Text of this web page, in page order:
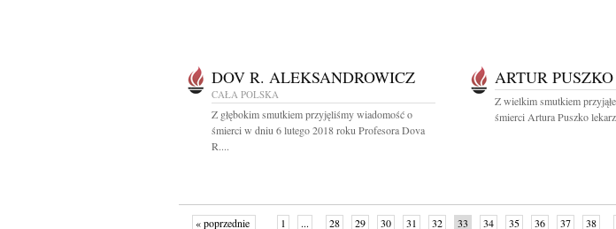
DOV R. ALEKSANDROWICZ
CAŁA POLSKA
Z głębokim smutkiem przyjęliśmy wiadomość o
śmierci w dniu 6 lutego 2018 roku Profesora Dova
R....
ARTUR PUSZKO
Z wielkim smutkiem
śmierci Artura Puszko
« poprzednie 1 ... 28 29 30 31 32 33 34 35 36 37 38